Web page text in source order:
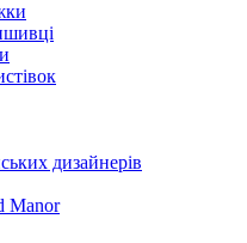
дизайнерів
Manor